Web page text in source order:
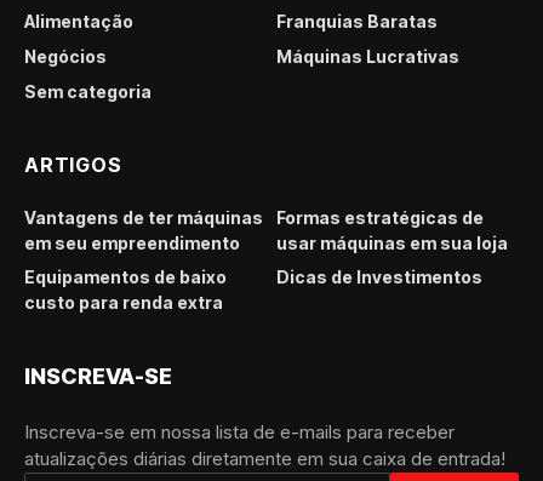
Alimentação
Franquias Baratas
Negócios
Máquinas Lucrativas
Sem categoria
ARTIGOS
Vantagens de ter máquinas
em seu empreendimento
Formas estratégicas de
usar máquinas em sua loja
Equipamentos de baixo
custo para renda extra
Dicas de Investimentos
INSCREVA-SE
Inscreva-se em nossa lista de e-mails para receber
atualizações diárias diretamente em sua caixa de entrada!